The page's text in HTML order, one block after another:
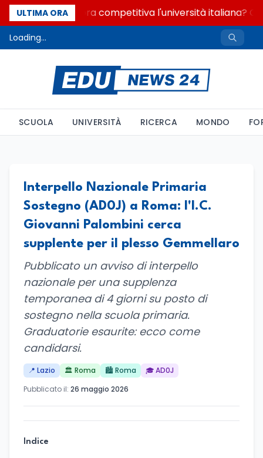
ULTIMA ORA
Quanto è ancora competitiva l'università italiana?
Loading...
SCUOLA UNIVERSITÀ RICERCA MONDO
Interpello Nazionale Primaria
Sostegno (AD0J) a Roma: l'I.C.
Giovanni Palombini cerca
supplente per il plesso Gemmellaro
Pubblicato un avviso di interpello
nazionale per una supplenza
temporanea di 4 giorni su posto di
sostegno nella scuola primaria.
Graduatorie esaurite: ecco come
candidarsi.
📍 Lazio 🏛️ Roma 🏙️ Roma
🎓 AD0J
Pubblicato il: 26 maggio 2026
Indice